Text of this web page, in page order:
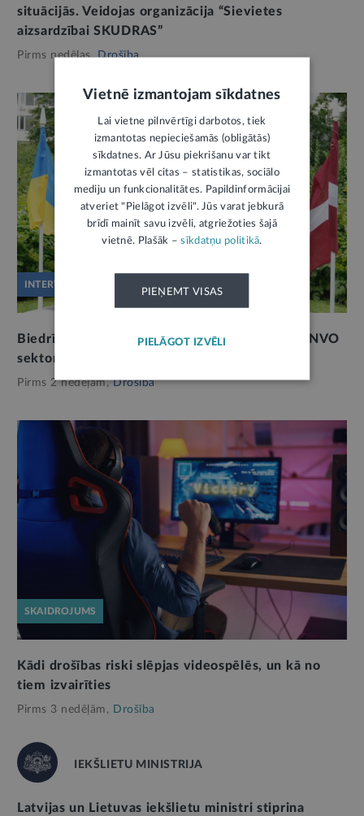
situācijās. Veidojas organizācija “Sievietes
aizsardzībai SKUDRAS”
Pirms nedēļas, Drošība
INTERVIJA
Biedrība “Tavi draugi”: valsts neprot izmantot NVO
sektoru savā labā
Pirms 2 nedēļām, Drošība
SKAIDROJUMS
Kādi drošības riski slēpjas videospēlēs, un kā no
tiem izvairīties
Pirms 3 nedēļām, Drošība
IEKŠLIETU MINISTRIJA
Latvijas un Lietuvas iekšlietu ministri stiprina
Vietnē izmantojam sīkdatnes
Lai vietne pilnvērtīgi darbotos, tiek
izmantotas nepieciešamās (obligātās)
sīkdatnes. Ar Jūsu piekrišanu var tikt
izmantotas vēl citas – statistikas, sociālo
mediju un funkcionalitātes. Papildinformācijai
atveriet "Pielāgot izvēli". Jūs varat jebkurā
brīdī mainīt savu izvēli, atgriežoties šajā
vietnē. Plašāk –sīkdatņu politikā.
PIEŅEMT VISAS
PIELĀGOT IZVĒLI